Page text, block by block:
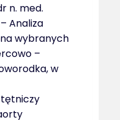
n. med.
Analiza
wybranych
–
w